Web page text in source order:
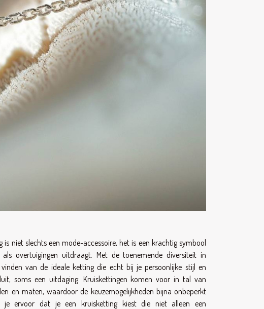
is niet slechts een mode-accessoire, het is een krachtig symbool
overtuigingen uitdraagt. Met de toenemende diversiteit in
van de ideale ketting die echt bij je persoonlijke stijl en
soms een uitdaging. Kruiskettingen komen voor in tal van
en maten, waardoor de keuzemogelijkheden bijna onbeperkt
je ervoor dat je een kruisketting kiest die niet alleen een